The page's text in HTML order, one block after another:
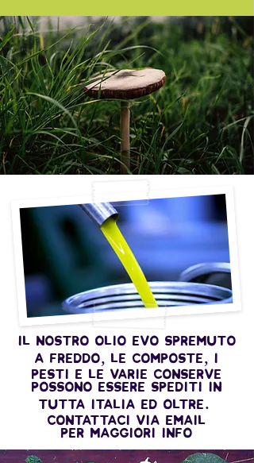
il nostro olio EVO spremuto
a freddo, le composte, i
pesti e le varie conserve
possono essere spediti in
tutta italia ed oltre.
contattaci via email
per maggiori info